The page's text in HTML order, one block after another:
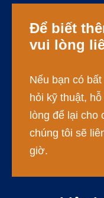
Để biết
vui lòng
Nếu bạn có
hỏi kỹ thuật,
lòng để lại cho
chúng tôi sẽ
giờ.